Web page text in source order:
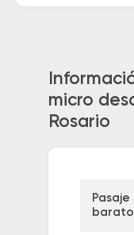
micro
Rosario
Pasaje
barato